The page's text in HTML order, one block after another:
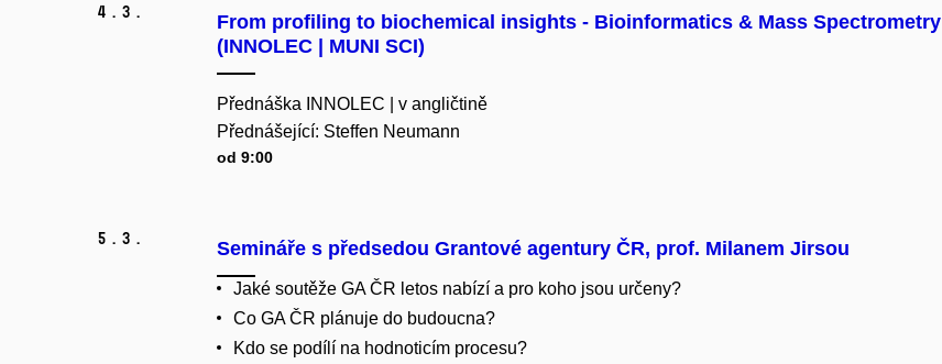
4. 3.
From profiling to biochemical insights - Bioinformatics & Mass Spectrometry
(INNOLEC | MUNI SCI)
Přednáška INNOLEC | v angličtině
Přednášející: Steffen Neumann
od 9:00
5. 3. Semináře s předsedou Grantové agentury ČR, prof. Milanem Jirsou
Jaké soutěže GA ČR letos nabízí a pro koho jsou určeny?
Co GA ČR plánuje do budoucna?
Kdo se podílí na hodnoticím procesu?